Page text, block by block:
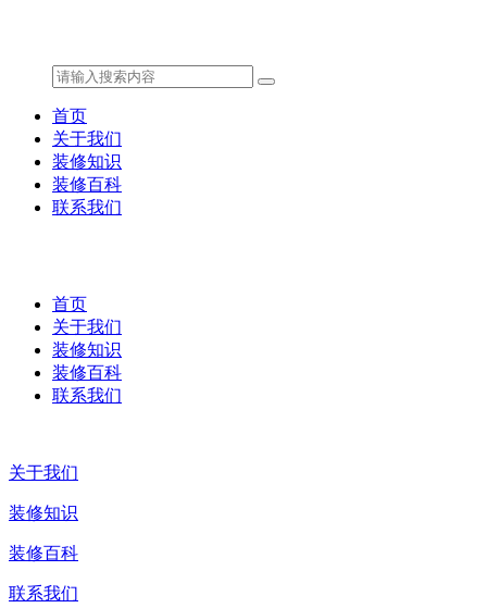
首页
关于我们
装修知识
装修百科
联系我们
首页
关于我们
装修知识
装修百科
联系我们
关于我们
装修知识
装修百科
联系我们